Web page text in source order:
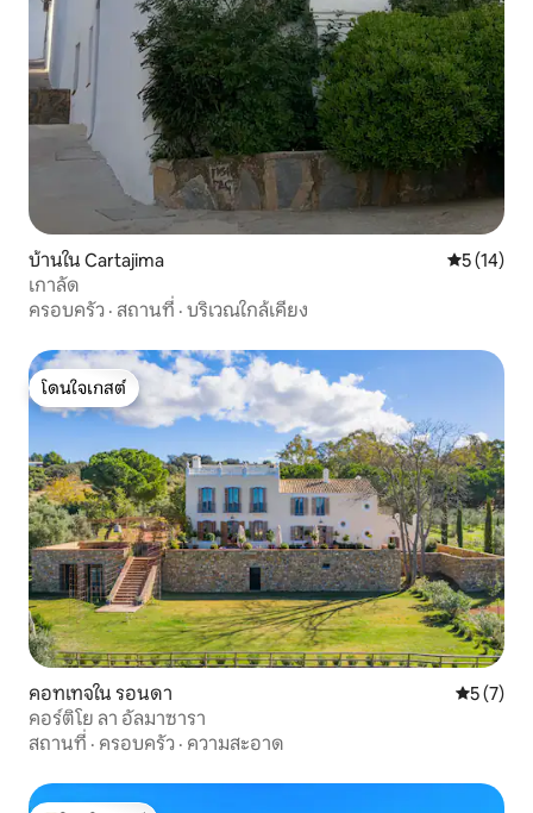
บ้านใน Cartajima คะแนนเฉลี่
5 (14)
เกาลัด
ครอบครัว · สถานที่ · บริเวณใกล้เคียง
โดนใจเกสต์
โดนใจเกสต์
คอทเทจใน รอนดา คะแนนเฉ
5 (7)
คอร์ติโย ลา อัลมาซารา
สถานที่ · ครอบครัว · ความสะอาด